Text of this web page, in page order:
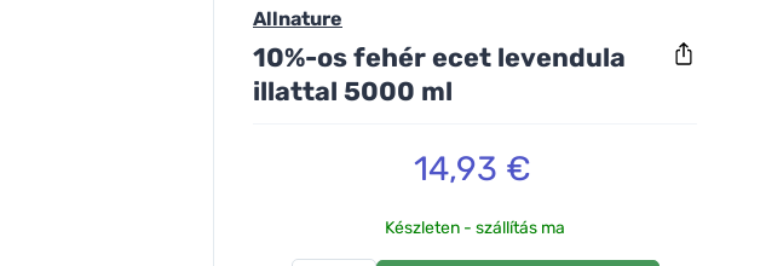
Allnature
10%-os fehér ecet levendula
illattal 5000 ml
14,93 €
Készleten - szállítás ma